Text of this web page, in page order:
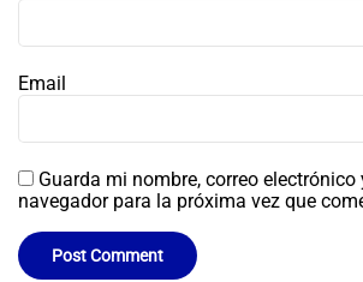
Email
Guarda mi nombre, correo electrónico
navegador para la próxima vez que